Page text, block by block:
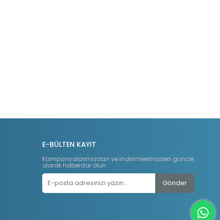
E-BÜLTEN KAYIT
Kampanyalarımızdan ve indirimlerimizden güncel
olarak haberdar olun.
Gönder